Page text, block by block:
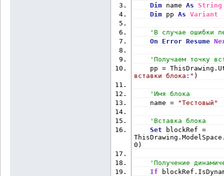
Dim name As
String
Dim pp As Variant
'В случае ошибки
On
Error Resume
'Получаем точку
pp =
вставки блока:" )
'Имя блока
name =
"Тестовый"
'Вставка блока
Set blockRef =
0)
'Получение
If